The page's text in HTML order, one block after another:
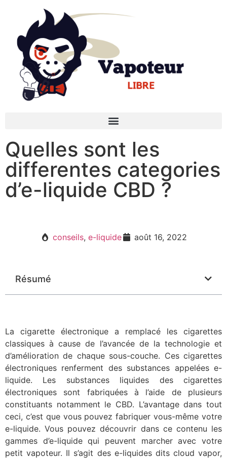
Quelles sont les
differentes categories
d’e-liquide CBD ?
conseils, e-liquide août 16, 2022
Résumé
La cigarette électronique a remplacé les cigarettes
classiques à cause de l’avancée de la technologie et
d’amélioration de chaque sous-couche. Ces cigarettes
électroniques renferment des substances appelées e-
liquide. Les substances liquides des cigarettes
électroniques sont fabriquées à l’aide de plusieurs
constituants notamment le CBD. L’avantage dans tout
ceci, c’est que vous pouvez fabriquer vous-même votre
e-liquide. Vous pouvez découvrir dans ce contenu les
gammes d’e-liquide qui peuvent marcher avec votre
petit vapoteur. Il s’agit des e-liquides dits cloud vapor,